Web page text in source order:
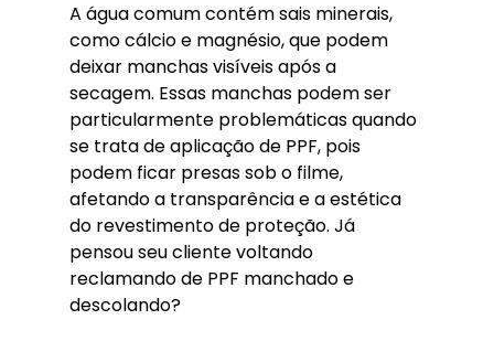
A água comum contém sais minerais,
como cálcio e magnésio, que podem
deixar manchas visíveis após a
secagem. Essas manchas podem ser
particularmente problemáticas quando
se trata de aplicação de PPF, pois
podem ficar presas sob o filme,
afetando a transparência e a estética
do revestimento de proteção. Já
pensou seu cliente voltando
reclamando de PPF manchado e
descolando?